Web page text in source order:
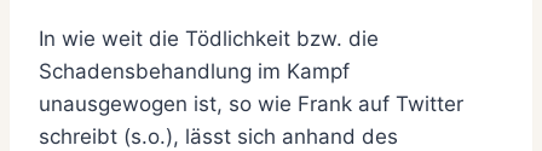
In wie weit die Tödlichkeit bzw. die
Schadensbehandlung im Kampf
unausgewogen ist, so wie Frank auf Twitter
schreibt (s.o.), lässt sich anhand des